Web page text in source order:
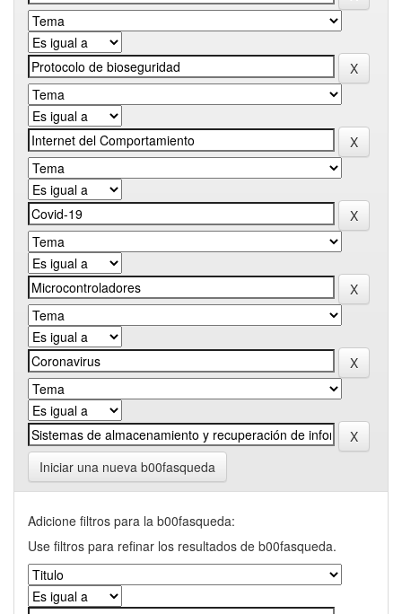
Iniciar una nueva b00fasqueda
Adicione filtros para la b00fasqueda:
Use filtros para refinar los resultados de b00fasqueda.